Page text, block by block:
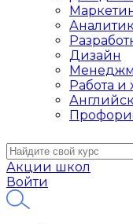
Дизайн
Работа и
Акции школ
Войти